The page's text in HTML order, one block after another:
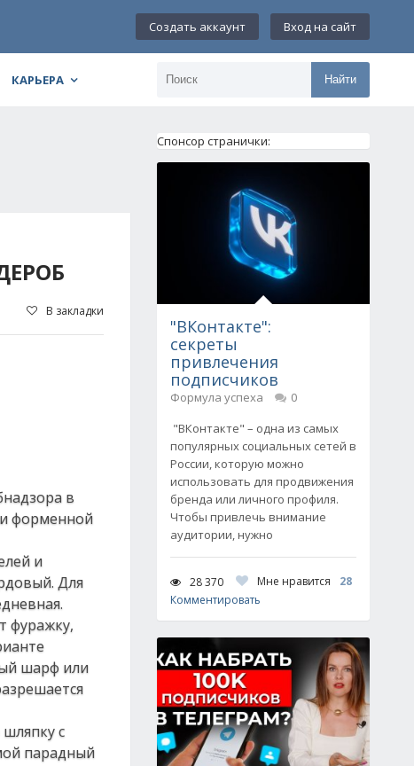
Создать аккаунт Вход на сайт
КАРЬЕРА Найти
В закладки
в
форменной
и
Для
фуражку,
шарф или
с
парадный
Спонсор странички:
"ВКонтакте":
секреты
привлечения
подписчиков
Формула успеха
0
"ВКонтакте" – одна из самых
популярных социальных сетей в
России, которую можно
использовать для продвижения
бренда или личного профиля.
Чтобы привлечь внимание
аудитории, нужно
28 370 Мне нравится
28
Комментировать